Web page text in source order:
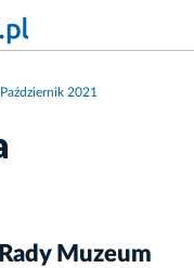
Październik 2021
Muzeum